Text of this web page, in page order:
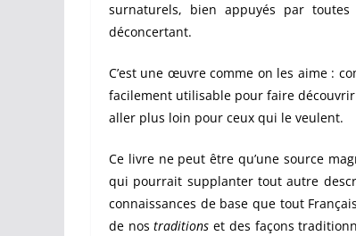
surnaturels, bien appuyés par
déconcertant.
C’est une œuvre comme on les aime :
facilement utilisable pour faire
aller plus loin pour ceux qui le veulent.
Ce livre ne peut être qu’une source
qui pourrait supplanter tout autre
connaissances de base que tout
de nostraditions et des façons